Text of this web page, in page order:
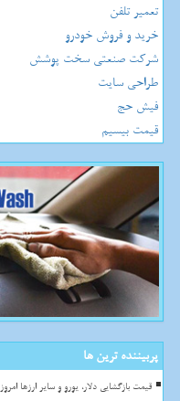
تعمیر تلفن
خرید و فروش خودرو
شرکت صنعتی سخت پوشش
طراحی سایت
فیش حج
قیمت بیسیم
پربیننده ترین ها
قیمت بازگشایی دلار، یورو و سایر ارزها امروز ۱۳ خرداد ۱۴۰۵ به همراه جدول